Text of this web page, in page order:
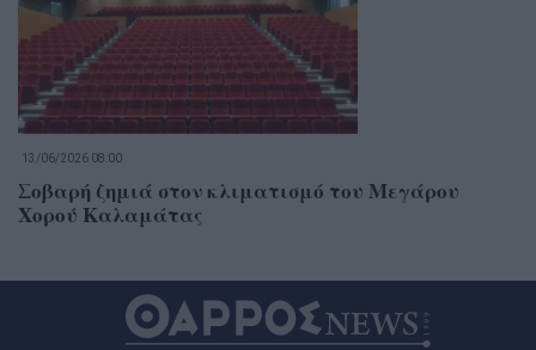
13/06/2026 08:00
Σοβαρή ζημιά στον κλιματισμό του Μεγάρου
Χορού Καλαμάτας